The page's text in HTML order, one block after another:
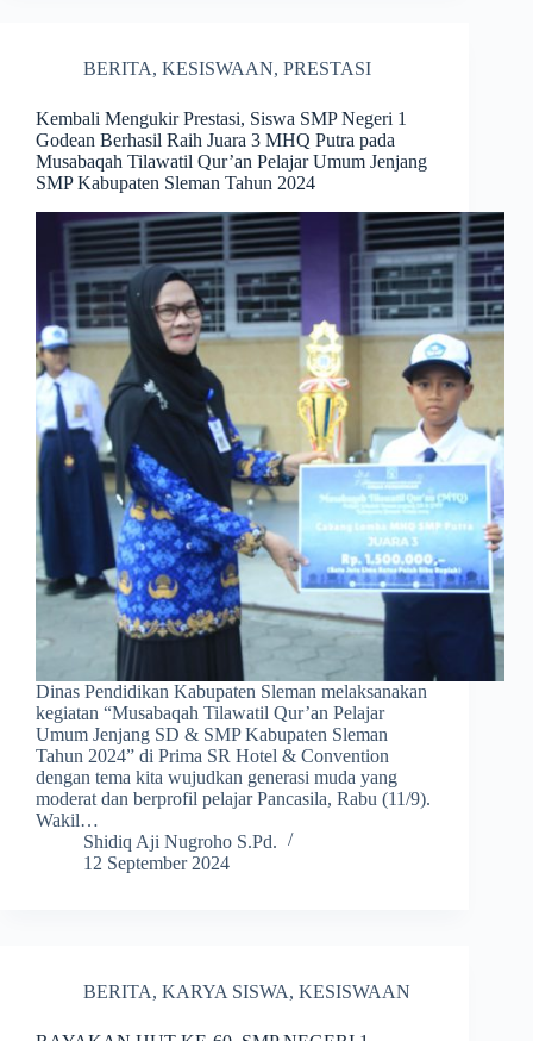
BERITA, KESISWAAN, PRESTASI
Kembali Mengukir Prestasi, Siswa SMP Negeri 1
Godean Berhasil Raih Juara 3 MHQ Putra pada
Musabaqah Tilawatil Qur’an Pelajar Umum Jenjang
SMP Kabupaten Sleman Tahun 2024
Dinas Pendidikan Kabupaten Sleman melaksanakan
kegiatan “Musabaqah Tilawatil Qur’an Pelajar
Umum Jenjang SD & SMP Kabupaten Sleman
Tahun 2024” di Prima SR Hotel & Convention
dengan tema kita wujudkan generasi muda yang
moderat dan berprofil pelajar Pancasila, Rabu (11/9).
Wakil…
Shidiq Aji Nugroho S.Pd.
12 September 2024
BERITA, KARYA SISWA, KESISWAAN